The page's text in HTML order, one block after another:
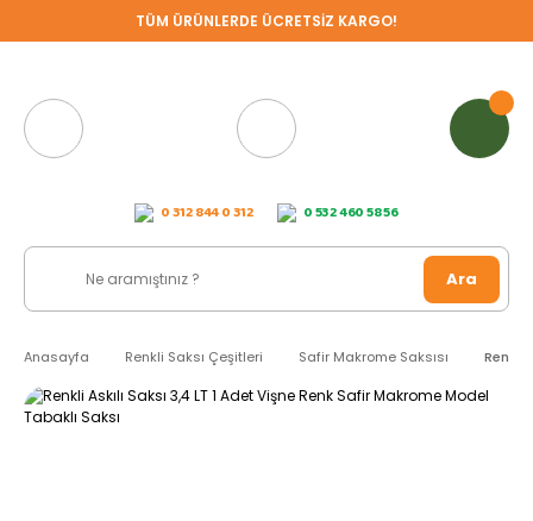
TÜM ÜRÜNLERDE ÜCRETSİZ KARGO!
0 312 844 0 312 0 532 460 58 56
Ara
Anasayfa Renkli Saksı Çeşitleri Safir Makrome Saksısı Renkli